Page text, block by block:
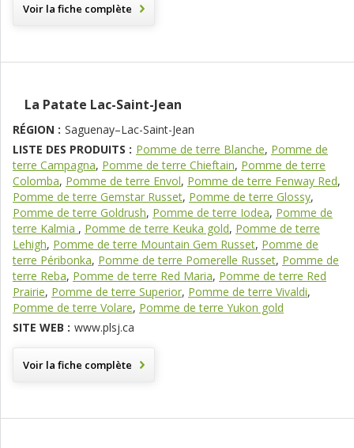
Voir la fiche complète
La Patate Lac-Saint-Jean
RÉGION : Saguenay–Lac-Saint-Jean
LISTE DES PRODUITS : Pomme de terre Blanche, Pomme de
terre Campagna, Pomme de terre Chieftain, Pomme de terre
Colomba, Pomme de terre Envol, Pomme de terre Fenway Red,
Pomme de terre Gemstar Russet, Pomme de terre Glossy,
Pomme de terre Goldrush, Pomme de terre Iodea, Pomme de
terre Kalmia , Pomme de terre Keuka gold, Pomme de terre
Lehigh, Pomme de terre Mountain Gem Russet, Pomme de
terre Péribonka, Pomme de terre Pomerelle Russet, Pomme de
terre Reba, Pomme de terre Red Maria, Pomme de terre Red
Prairie, Pomme de terre Superior, Pomme de terre Vivaldi,
Pomme de terre Volare, Pomme de terre Yukon gold
SITE WEB : www.plsj.ca
Voir la fiche complète